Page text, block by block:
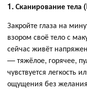
1. Сканирование
Закройте глаза на
взором своё тело с
сейчас живёт
— тяжёлое, горячее,
чувствуется легкость
ощущения без